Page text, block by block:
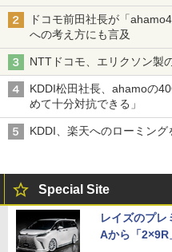
穴と楽天モバイルの課題
ドコモ前田社長が「
への考え方にも言及
NTTドコモ、エリクソン製
KDDI松田社長、ahamoの
めて十分対抗できる」
KDDI、楽天へのローミング
Special Site
レイズのプレ
Aから「2×9R